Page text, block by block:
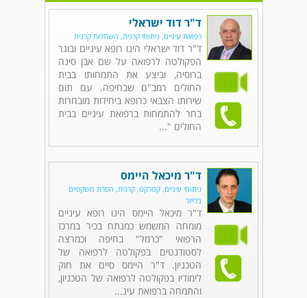
ד"ר דוד ישראלי
רפואת עיניים, ניתוחי קרנית, השתלות קרנית
ד"ר דוד ישראלי הינו רופא עיניים ובוגר
הפקולטה לרפואה על שם אבן סינה
ברוסיה, וביצע את התמחותו בבית
החולים רמב"ם שבחיפה. עם תום
שירותו הצבאי כרופא ביחידות מובחרות
בחר להתמחות ברפואת עיניים בבית
החולים "...
ד"ר מיכאל היימס
ניתוחי עיניים, קטרקט, קרנית, הסרת משקפיים
בלייזר
ד"ר מיכאל היימס הינו רופא עיניים
מומחה המשמש כמנתח בכיר במרכז
הרפואי "כרמל" בחיפה וכמרצה
לסטודנטים בפקולטה לרפואה של
הטכניון. ד"ר היימס סיים את חוק
לימודיו בפקולטה לרפואה של הטכניון,
והתמחה ברפואת עינ...